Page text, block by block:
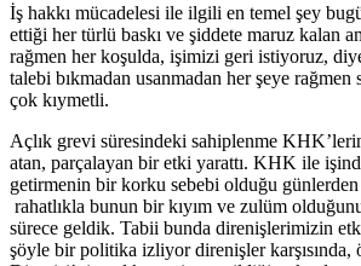
İş hakkı mücadelesi ile ilgili en temel şey
ettiği her türlü baskı ve şiddete maruz kalan
rağmen her koşulda, işimizi geri istiyoruz,
talebi bıkmadan usanmadan her şeye rağmen
çok kıymetli.
Açlık grevi süresindeki sahiplenme
atan, parçalayan bir etki yarattı. KHK ile
getirmenin bir korku sebebi olduğu
rahatlıkla bunun bir kıyım ve zulüm
sürece geldik. Tabii bunda direnişlerimizin
şöyle bir politika izliyor direnişler karşısında,